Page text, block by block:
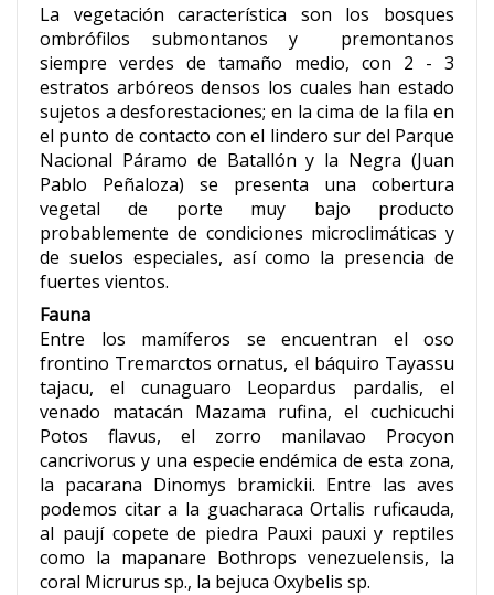
La vegetación característica son los bosques
ombrófilos submontanos y premontanos
siempre verdes de tamaño medio, con 2 - 3
estratos arbóreos densos los cuales han estado
sujetos a desforestaciones; en la cima de la fila en
el punto de contacto con el lindero sur del Parque
Nacional Páramo de Batallón y la Negra (Juan
Pablo Peñaloza) se presenta una cobertura
vegetal de porte muy bajo producto
probablemente de condiciones microclimáticas y
de suelos especiales, así como la presencia de
fuertes vientos.
Fauna
Entre los mamíferos se encuentran el oso
frontino Tremarctos ornatus, el báquiro Tayassu
tajacu, el cunaguaro Leopardus pardalis, el
venado matacán Mazama rufina, el cuchicuchi
Potos flavus, el zorro manilavao Procyon
cancrivorus y una especie endémica de esta zona,
la pacarana Dinomys bramickii. Entre las aves
podemos citar a la guacharaca Ortalis ruficauda,
al paují copete de piedra Pauxi pauxi y reptiles
como la mapanare Bothrops venezuelensis, la
coral Micrurus sp., la bejuca Oxybelis sp.